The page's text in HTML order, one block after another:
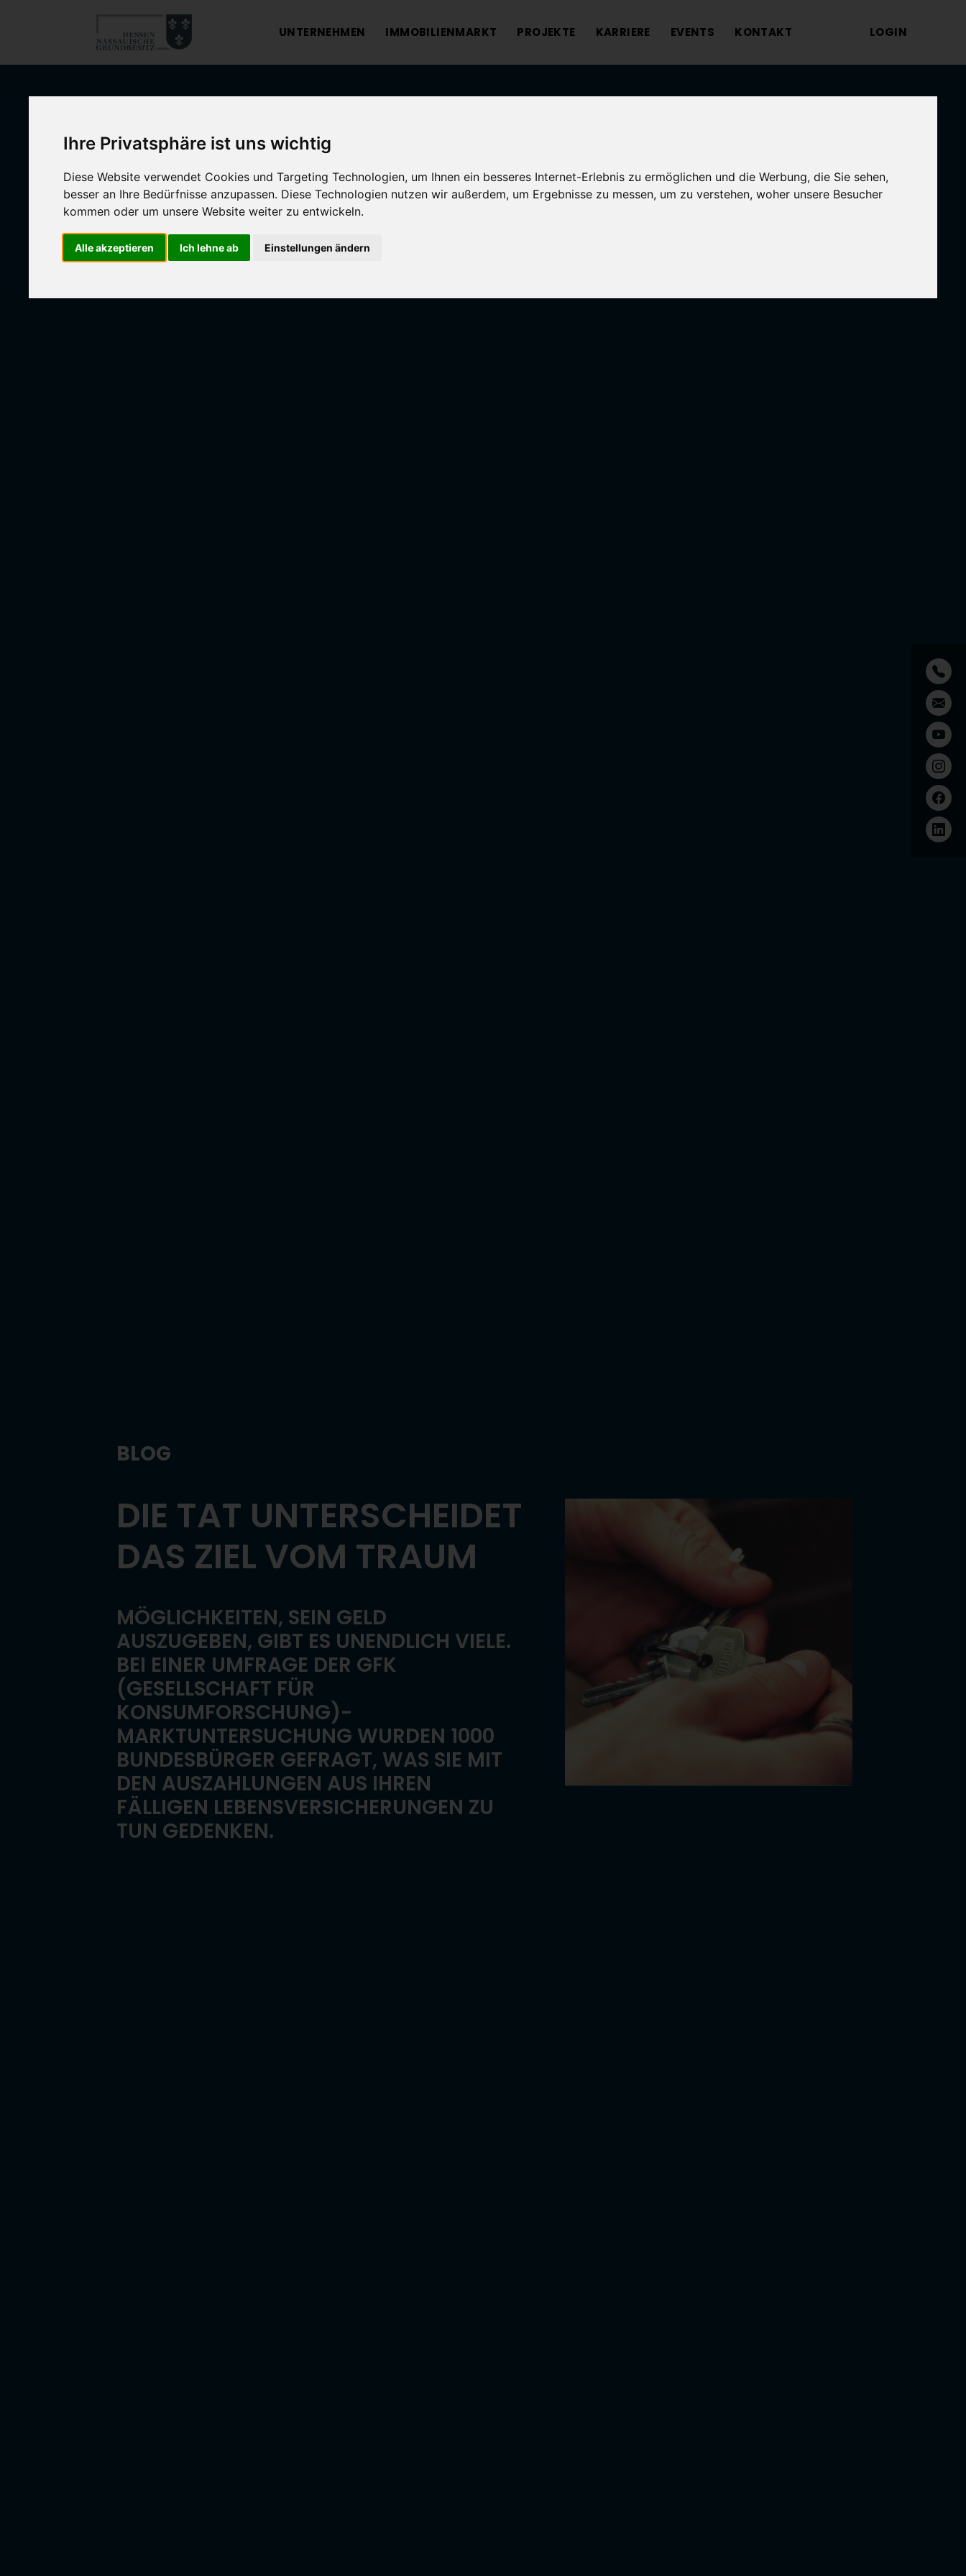
Ihre Privatsphäre ist uns wichtig
Diese Website verwendet Cookies und Targeting Technologien, um Ihnen ein besseres Internet-Erlebnis zu ermöglichen und die Werbung, die Sie sehen,
besser an Ihre Bedürfnisse anzupassen. Diese Technologien nutzen wir außerdem, um Ergebnisse zu messen, um zu verstehen, woher unsere Besucher
kommen oder um unsere Website weiter zu entwickeln.
Alle akzeptieren Ich lehne ab Einstellungen ändern
UNTERNEHMEN IMMOBILIENMARKT PROJEKTE KARRIERE EVENTS KONTAKT LOGIN
BLOG
DIE TAT UNTERSCHEIDET
DAS ZIEL VOM TRAUM
MÖGLICHKEITEN, SEIN GELD
AUSZUGEBEN, GIBT ES UNENDLICH VIELE.
BEI EINER UMFRAGE DER GFK
(GESELLSCHAFT FÜR
KONSUMFORSCHUNG)-
MARKTUNTERSUCHUNG WURDEN 1000
BUNDESBÜRGER GEFRAGT, WAS SIE MIT
DEN AUSZAHLUNGEN AUS IHREN
FÄLLIGEN LEBENSVERSICHERUNGEN ZU
TUN GEDENKEN.